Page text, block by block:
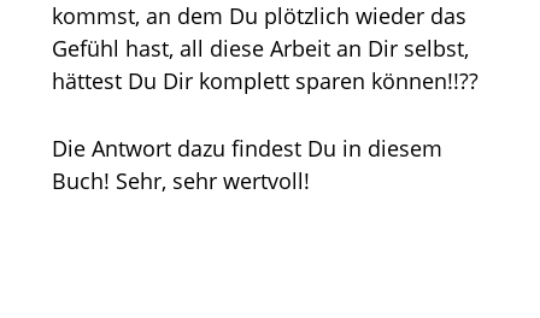
kommst, an dem Du plötzlich wieder das
Gefühl hast, all diese Arbeit an Dir selbst,
hättest Du Dir komplett sparen können!!??
Die Antwort dazu findest Du in diesem
Buch! Sehr, sehr wertvoll!